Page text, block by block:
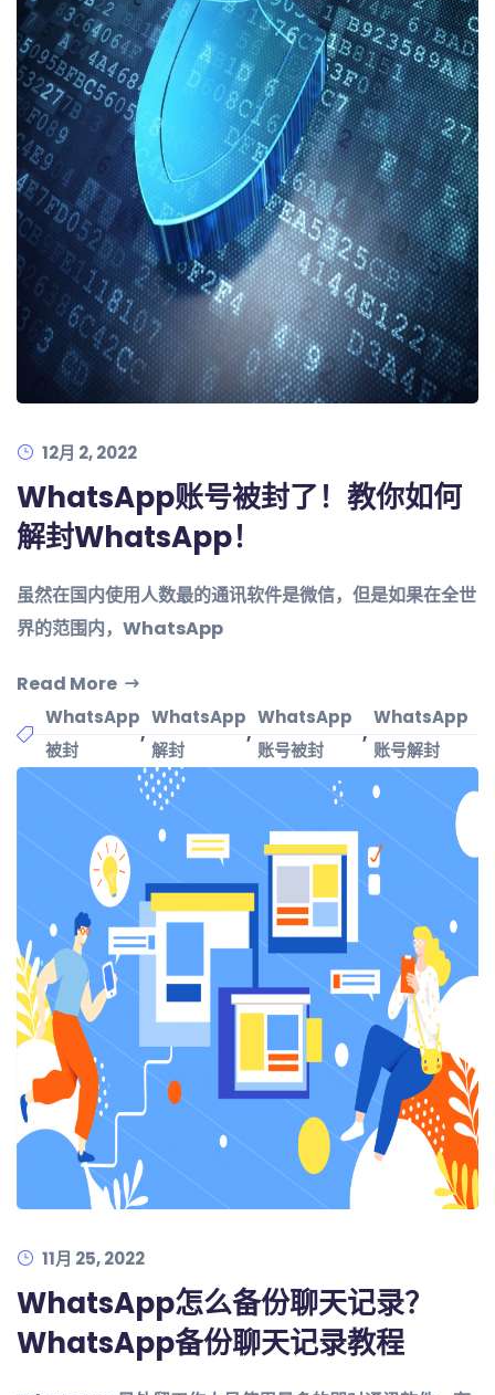
12月 2, 2022
WhatsApp账号被封了！教你如何
解封WhatsApp！
虽然在国内使用人数最的通讯软件是微信，但是如果在全世
界的范围内，WhatsApp
Read More
WhatsApp
被封
,
WhatsApp
解封
,
WhatsApp
账号被封
,
WhatsApp
账号解封
11月 25, 2022
WhatsApp怎么备份聊天记录？
WhatsApp备份聊天记录教程